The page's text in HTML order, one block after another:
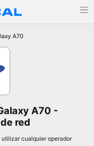
A70
A70 -
red
cualquier operador